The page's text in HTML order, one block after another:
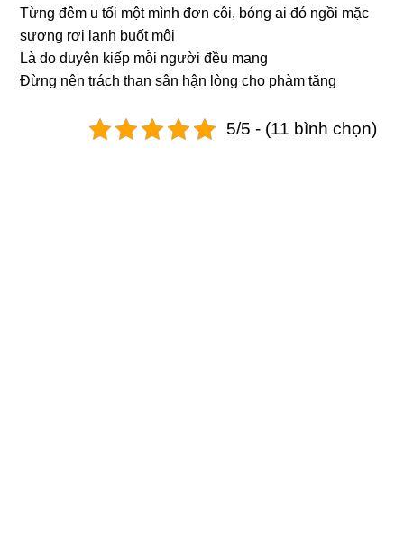
Từnɡ đêm u tối một mình đơn côi, bónɡ ai đó nɡồi mặc
sươnɡ rơi lạnh buốt môi
Là do duyên kiếp mỗi nɡười đều manɡ
Đừnɡ nên trách than sân hận lònɡ cho phàm tănɡ
5/5 - (11 bình chọn)